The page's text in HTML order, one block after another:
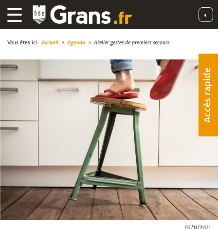
☰ ◐
Accès rapide
Vous êtes ici : Accueil> Agenda > Atelier gestes de premiers secours
02/11/2021